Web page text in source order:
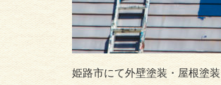
姫路市にて外壁塗装・屋根塗